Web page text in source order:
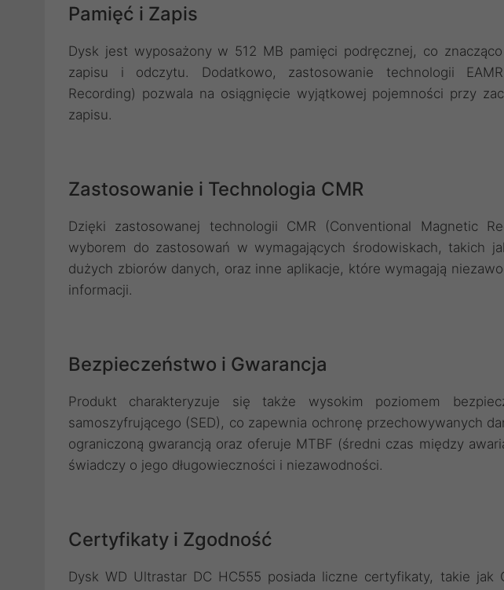
Pamięć i Zapis
Dysk jest wyposażony w 512 MB pamięci podręcznej, co
zapisu i odczytu. Dodatkowo, zastosowanie technologii
Recording) pozwala na osiągnięcie wyjątkowej pojemności przy
zapisu.
Zastosowanie i Technologia CMR
Dzięki zastosowanej technologii CMR (Conventional Magnetic
wyborem do zastosowań w wymagających środowiskach, takich
dużych zbiorów danych, oraz inne aplikacje, które wymagają
informacji.
Bezpieczeństwo i Gwarancja
Produkt charakteryzuje się także wysokim poziomem
samoszyfrującego (SED), co zapewnia ochronę przechowywanych
ograniczoną gwarancją oraz oferuje MTBF (średni czas między
świadczy o jego długowieczności i niezawodności.
Certyfikaty i Zgodność
Dysk WD Ultrastar DC HC555 posiada liczne certyfikaty, takie jak